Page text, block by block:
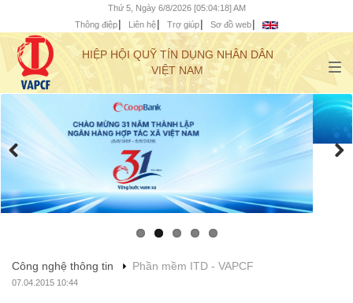
Thứ 5, Ngày 6/8/2026 [05:04:19] AM
Thông điệp
Liên hệ Trợ giúp Sơ đồ web
HIỆP HỘI QUỸ TÍN DỤNG NHÂN DÂN
VIỆT NAM
Công nghệ thông tin Phần mềm ITD - VAPCF
07.04.2015 10:44